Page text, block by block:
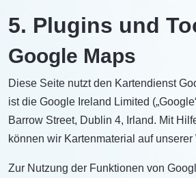
5. Plugins und
Google Maps
Diese Seite nutzt den Kartendienst
ist die Google Ireland Limited
Barrow Street, Dublin 4, Irland. Mit
können wir Kartenmaterial auf
Zur Nutzung der Funktionen von